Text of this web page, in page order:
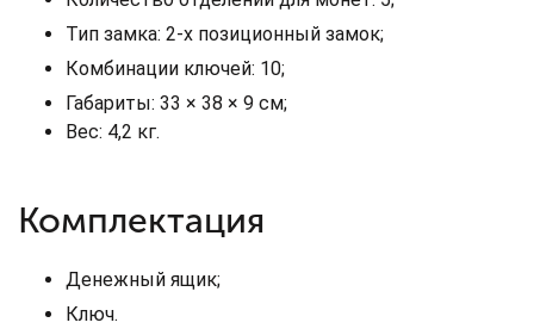
Тип замка: 2-х позиционный замок;
Комбинации ключей: 10;
Габариты: 33 × 38 × 9 см;
Вес: 4,2 кг.
Комплектация
Денежный ящик;
Ключ.